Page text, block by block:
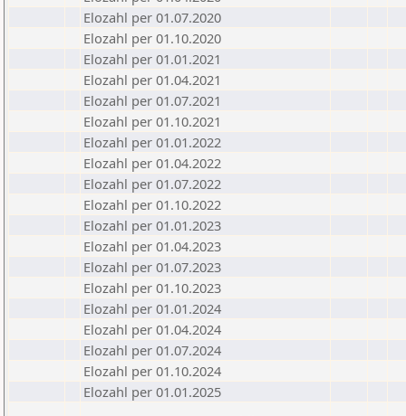
Elozahl per 01.07.2020
Elozahl per 01.10.2020
Elozahl per 01.01.2021
Elozahl per 01.04.2021
Elozahl per 01.07.2021
Elozahl per 01.10.2021
Elozahl per 01.01.2022
Elozahl per 01.04.2022
Elozahl per 01.07.2022
Elozahl per 01.10.2022
Elozahl per 01.01.2023
Elozahl per 01.04.2023
Elozahl per 01.07.2023
Elozahl per 01.10.2023
Elozahl per 01.01.2024
Elozahl per 01.04.2024
Elozahl per 01.07.2024
Elozahl per 01.10.2024
Elozahl per 01.01.2025